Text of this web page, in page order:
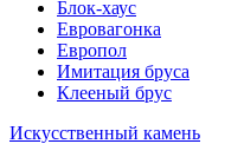
Блок-хаус
Евровагонка
Европол
Имитация бруса
Клееный брус
Искусственный камень